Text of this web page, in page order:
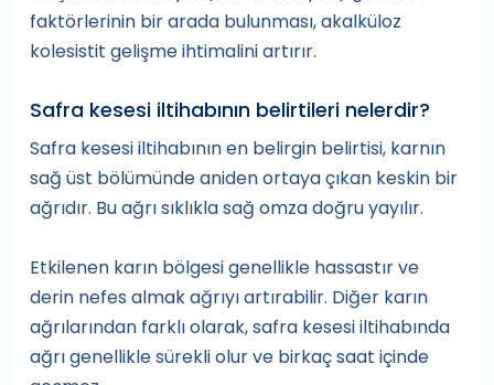
faktörlerinin bir arada bulunması, akalküloz
kolesistit gelişme ihtimalini artırır.
Safra kesesi iltihabının belirtileri nelerdir?
Safra kesesi iltihabının en belirgin belirtisi, karnın
sağ üst bölümünde aniden ortaya çıkan keskin bir
ağrıdır. Bu ağrı sıklıkla sağ omza doğru yayılır.
Etkilenen karın bölgesi genellikle hassastır ve
derin nefes almak ağrıyı artırabilir. Diğer karın
ağrılarından farklı olarak, safra kesesi iltihabında
ağrı genellikle sürekli olur ve birkaç saat içinde